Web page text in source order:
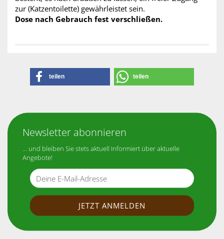
zur (Katzentoilette) gewährleistet sein.
Dose nach Gebrauch fest verschließen.
teilen teilen
Newsletter abonnieren
... und bleiben Sie stets aktuell Informiert über aktuelle
Angebote!